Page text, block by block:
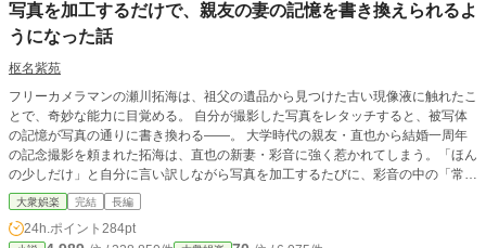
写真を加工するだけで、親友の妻の記憶を書き換えられるよ
うになった話
枢名紫苑
フリーカメラマンの瀬川拓海は、祖父の遺品から見つけた古い現像液に触れたこ
とで、奇妙な能力に目覚める。 自分が撮影した写真をレタッチすると、被写体
の記憶が写真の通りに書き換わる——。 大学時代の親友・直也から結婚一周年
の記念撮影を頼まれた拓海は、直也の新妻・彩音に強く惹かれてしまう。「ほん
の少しだけ」と自分に言い訳しながら写真を加工するたびに、彩音の中の「常
識」は少しずつ塗り替えられていく。 距離が縮まり、呼び方が変わり、撮影の
たびに大胆になっていく彩音。何も知らない直也は「お前に任せた」と笑い、拓
海は親友の信頼を踏みにじる背徳感に酔い始める。
大衆娯楽 完結 長編
24h.ポイント 284pt